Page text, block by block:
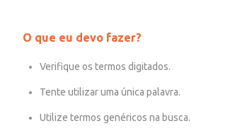
O que eu devo fazer?
Verifique os termos digitados.
Tente utilizar uma única palavra.
Utilize termos genéricos na busca.